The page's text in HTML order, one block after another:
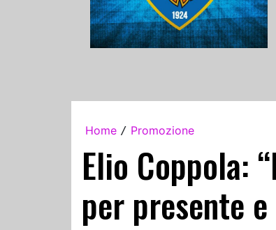
Home / Promozione
Elio Coppola:
per presente